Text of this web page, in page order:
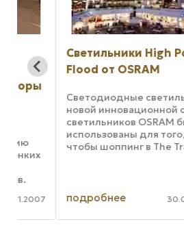
Светильники High Power
Flood от OSRAM
Светодиодные светильники
новой инновационной серии
светильников OSRAM были
использованы для того,
чтобы шоппинг в The Trafford
Centre в Манчестере надолго
Потолок торгового зала
Power ...
подробнее 30.06.2009